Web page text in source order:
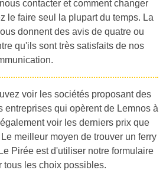
contacter et comment changer
le faire seul la plupart du temps. La
donnent des avis de quatre ou
qu'ils sont très satisfaits de nos
voir les sociétés proposant des
entreprises qui opèrent de Lemnos à
voir les derniers prix que
meilleur moyen de trouver un ferry
Pirée est d'utiliser notre formulaire
tous les choix possibles.